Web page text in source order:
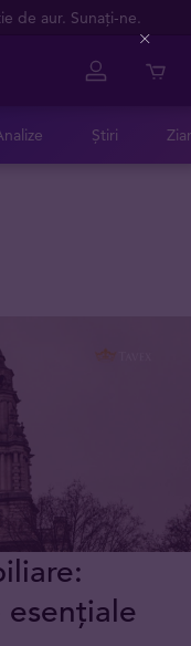
de aur. Sunați-ne.
Știri
Close